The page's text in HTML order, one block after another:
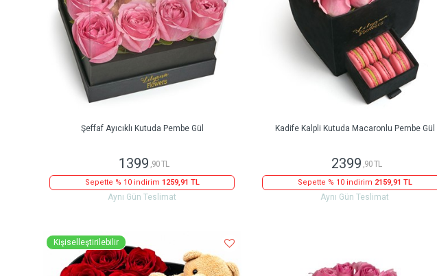
Şeffaf Ayıcıklı Kutuda Pembe Gül
1399 ,90 TL
Sepette % 10 indirim 1259,91 TL
Aynı Gün Teslimat
Kadife Kalpli Kutuda Macaronlu Pembe Gül
2399 ,90 TL
Sepette % 10 indirim 2159,91 TL
Aynı Gün Teslimat
Kişiselleştirilebilir